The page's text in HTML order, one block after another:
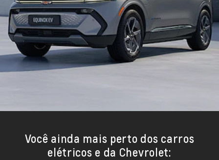
Você ainda mais perto dos carros
elétricos e da Chevrolet: